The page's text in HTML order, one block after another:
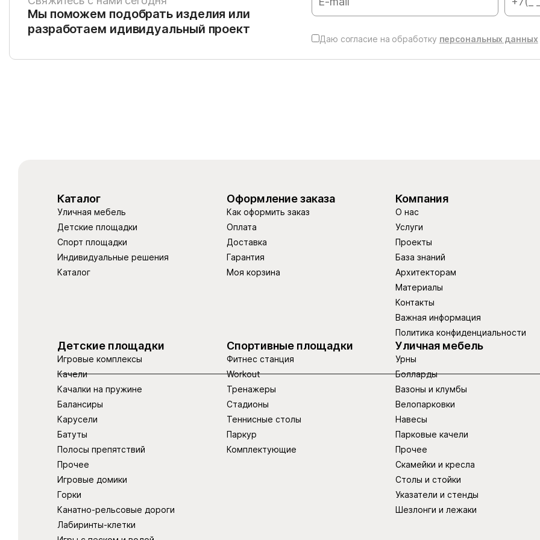
Мы поможем подобрать изделия или
разработаем идивидуальный проект
Даю согласие на обработку персональных данных
Каталог
Уличная мебель
Детские площадки
Спорт площадки
Индивидуальные решения
Каталог
Оформление заказа
Как оформить заказ
Оплата
Доставка
Гарантия
Моя корзина
Компания
О нас
Услуги
Проекты
База знаний
Архитекторам
Материалы
Контакты
Важная информация
Политика конфиденциальности
Детские площадки
Игровые комплексы
Качели
Качалки на пружине
Балансиры
Карусели
Батуты
Полосы препятствий
Прочее
Игровые домики
Горки
Канатно-рельсовые дороги
Лабиринты-клетки
Спортивные площадки
Фитнес станция
Workout
Тренажеры
Стадионы
Теннисные столы
Паркур
Комплектующие
Уличная мебель
Урны
Болларды
Вазоны и клумбы
Велопарковки
Навесы
Парковые качели
Прочее
Скамейки и кресла
Столы и стойки
Указатели и стенды
Шезлонги и лежаки